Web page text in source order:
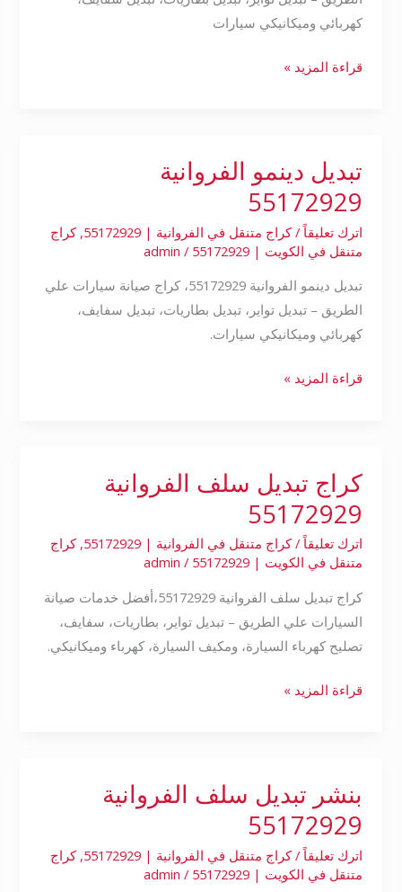
كهربائي وميكانيكي سيارات
قراءة المزيد »
تبديل دينمو الفروانية
55172929
اترك تعليقاً /كراج متنقل في الفروانية | 55172929 ,كراج
متنقل في الكويت | 55172929
/
admin
تبديل دينمو الفروانية 55172929، كراج صيانة سيارات علي
الطريق – تبديل تواير، تبديل بطاريات، تبديل سفايف،
كهربائي وميكانيكي سيارات.
تبديل
دينمو
الفروانية
55172929
قراءة المزيد »
كراج تبديل سلف الفروانية
55172929
اترك تعليقاً /كراج متنقل في الفروانية | 55172929 ,كراج
متنقل في الكويت | 55172929
/
admin
كراج تبديل سلف الفروانية 55172929،أفضل خدمات صيانة
السيارات علي الطريق – تبديل تواير، بطاريات، سفايف،
تصليح كهرباء السيارة، ومكيف السيارة، كهرباء وميكانيكي.
كراج
تبديل
سلف
الفروانية
55172929
قراءة المزيد »
بنشر تبديل سلف الفروانية
55172929
اترك تعليقاً /كراج متنقل في الفروانية | 55172929 ,كراج
متنقل في الكويت | 55172929
/
admin
بنشر
تبديل
سلف
الفروانية
55172929